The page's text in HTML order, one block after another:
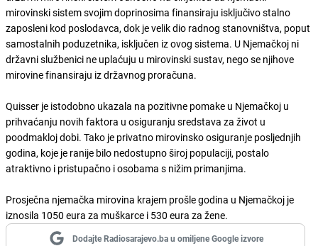
mirovinski sistem svojim doprinosima finansiraju isključivo stalno
zaposleni kod poslodavca, dok je velik dio radnog stanovništva, poput
samostalnih poduzetnika, isključen iz ovog sistema. U Njemačkoj ni
državni službenici ne uplaćuju u mirovinski sustav, nego se njihove
mirovine finansiraju iz državnog proračuna.
Quisser je istodobno ukazala na pozitivne pomake u Njemačkoj u
prihvaćanju novih faktora u osiguranju sredstava za život u
poodmakloj dobi. Tako je privatno mirovinsko osiguranje posljednjih
godina, koje je ranije bilo nedostupno široj populaciji, postalo
atraktivno i pristupačno i osobama s nižim primanjima.
Prosječna njemačka mirovina krajem prošle godina u Njemačkoj je
iznosila 1050 eura za muškarce i 530 eura za žene.
Dodajte Radiosarajevo.ba u omiljene Google izvore